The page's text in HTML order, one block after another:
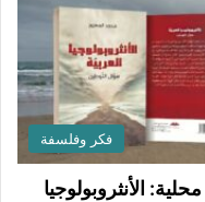
فكر وفلسفة
الأنثروبولوجيا